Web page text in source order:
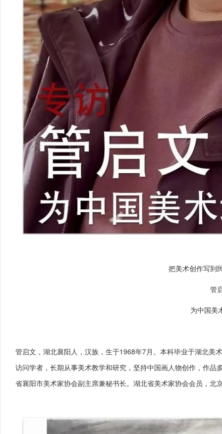
把美术创作写到
管
为中国美
管启文，湖北襄阳人，汉族，生于1968年7月。本科毕业于湖北美
访问学者，长期从事美术教学和研究，坚持中国画人物创作，作
省襄阳市美术家协会副主席兼秘书长。湖北省美术家协会会员，北